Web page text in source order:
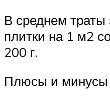
В среднем траты
плитки на 1 м2
200 г.
Плюсы и минусы